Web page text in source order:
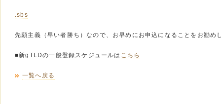
.sbs
先願主義（早い者勝ち）なので、お早めにお申込になることをお勧め
■新gTLDの一般登録スケジュールは こちら
一覧へ戻る